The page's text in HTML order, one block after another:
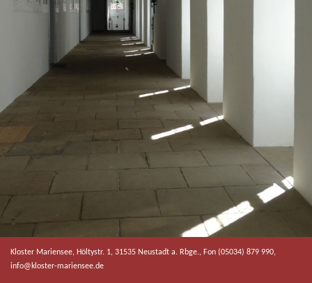
Kloster Mariensee, Höltystr. 1, 31535 Neustadt a. Rbge., Fon (05034) 879 990,
info@kloster-mariensee.de